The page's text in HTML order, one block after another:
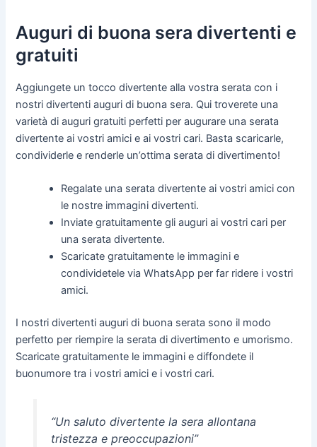
Auguri di buona sera divertenti e
gratuiti
Aggiungete un tocco divertente alla vostra serata con i
nostri divertenti auguri di buona sera. Qui troverete una
varietà di auguri gratuiti perfetti per augurare una serata
divertente ai vostri amici e ai vostri cari. Basta scaricarle,
condividerle e renderle un’ottima serata di divertimento!
Regalate una serata divertente ai vostri amici con
le nostre immagini divertenti.
Inviate gratuitamente gli auguri ai vostri cari per
una serata divertente.
Scaricate gratuitamente le immagini e
condividetele via WhatsApp per far ridere i vostri
amici.
I nostri divertenti auguri di buona serata sono il modo
perfetto per riempire la serata di divertimento e umorismo.
Scaricate gratuitamente le immagini e diffondete il
buonumore tra i vostri amici e i vostri cari.
“Un saluto divertente la sera allontana
tristezza e preoccupazioni”